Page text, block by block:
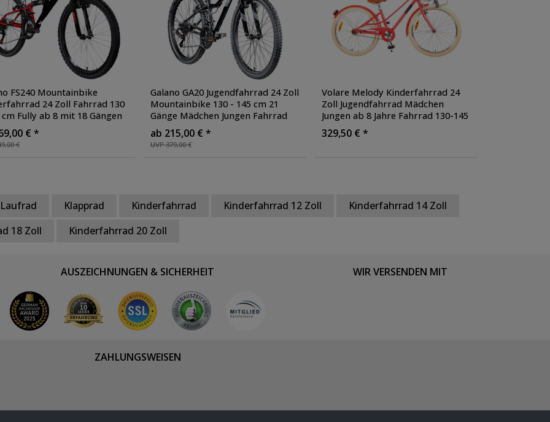
FS240 Mountainbike
24 Zoll Fahrrad 130
cm Fully ab 8 mit 18 Gängen
MTB
rot
€
€ *
Galano GA20 Jugendfahrrad 24 Zoll
Mountainbike 130 - 145 cm 21
Gänge Mädchen Jungen Fahrrad
ab 8 Jahre MTB Hardtail
Jugendrad V-Brakes
schwarz/grau
UVP 379,00 €
ab 215,00 € *
Volare Melody Kinderfahrrad 24
Zoll Jugendfahrrad Mädchen
Jungen ab 8 Jahre Fahrrad 130-145
cm Rücktrittbremse
329,50 € *
Laufrad Klapprad Kinderfahrrad Kinderfahrrad 12 Zoll
Kinderfahrrad 14 Zoll
18 Zoll Kinderfahrrad 20 Zoll
AUSZEICHNUNGEN & SICHERHEIT WIR VERSENDEN MIT
ZAHLUNGSWEISEN